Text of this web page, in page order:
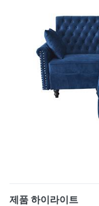
제품 하이라이트